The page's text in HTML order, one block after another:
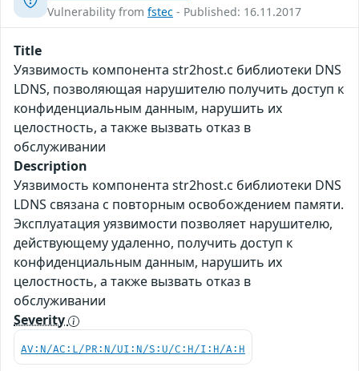
Vulnerability from fstec - Published: 16.11.2017
Title
Уязвимость компонента str2host.c библиотеки DNS
LDNS, позволяющая нарушителю получить доступ к
конфиденциальным данным, нарушить их
целостность, а также вызвать отказ в
обслуживании
Description
Уязвимость компонента str2host.c библиотеки DNS
LDNS связана с повторным освобождением памяти.
Эксплуатация уязвимости позволяет нарушителю,
действующему удаленно, получить доступ к
конфиденциальным данным, нарушить их
целостность, а также вызвать отказ в
обслуживании
Severity
AV:N/AC:L/PR:N/UI:N/S:U/C:H/I:H/A:H